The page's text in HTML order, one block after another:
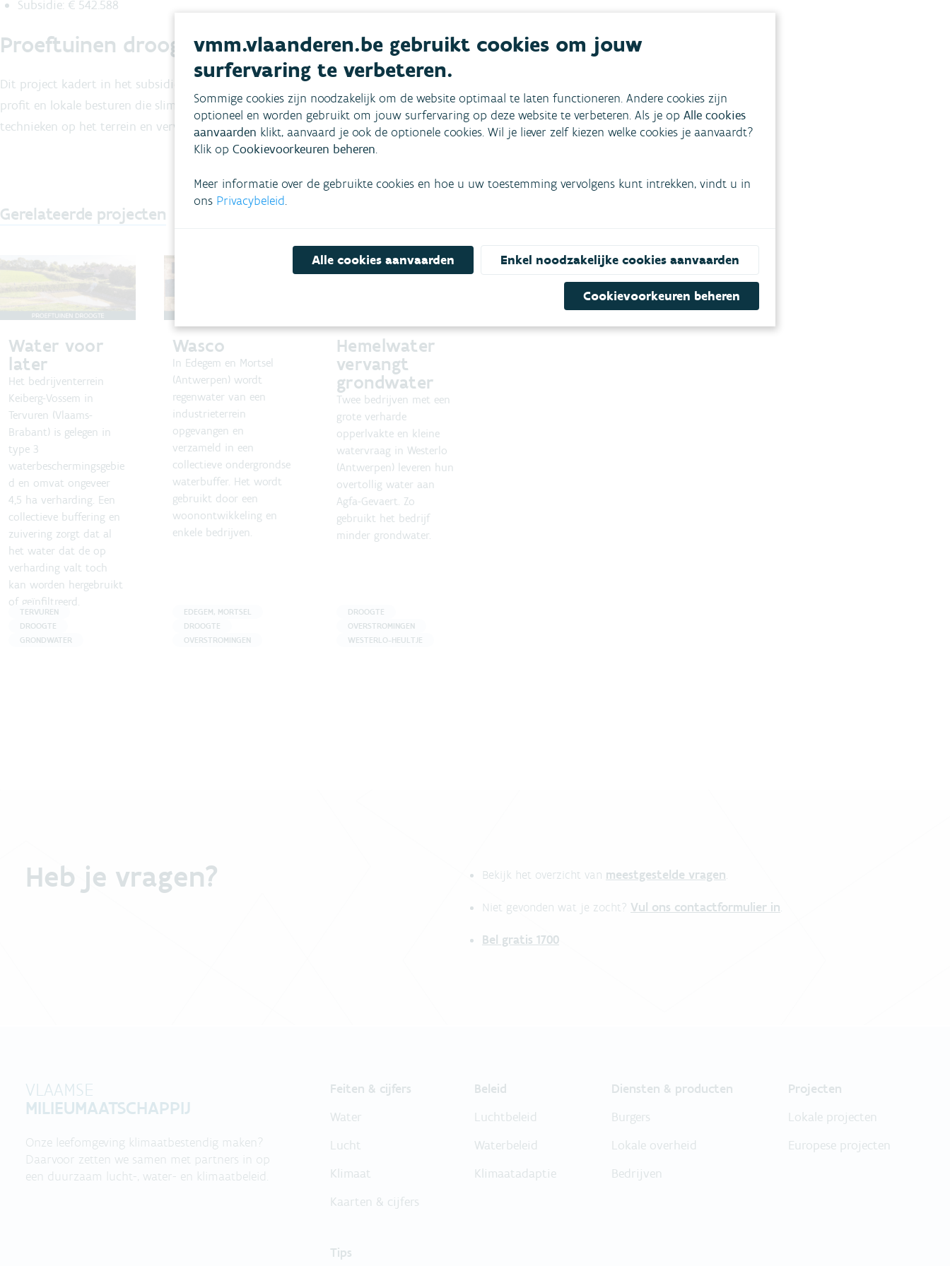
Subsidie: € 542.588
Proeftuinen droogte
Dit project kadert in het subsidieprogramma Proeftuinen droogte
profit en lokale besturen die slimmer omgaan met water in hun (bedrijfs)activiteiten. Zeexperimenterenmet nieuwe
technieken op het terrein en verwervenkennis en inzichtenvoor de toekomst.
Gerelateerde projecten
Water voor
later
Het bedrijventerrein
Keiberg-Vossem in
Tervuren (Vlaams-
Brabant) is gelegen in
type 3
waterbeschermingsgebie
d en omvat ongeveer
4,5 ha verharding. Een
collectieve buffering en
zuivering zorgt dat al
het water dat de op
verharding valt toch
kan worden hergebruikt
of geïnfiltreerd.
TERVUREN
DROOGTE
GRONDWATER
Wasco
In Edegem en Mortsel
(Antwerpen) wordt
regenwater van een
industrieterrein
opgevangen en
verzameld in een
collectieve ondergrondse
waterbuffer. Het wordt
gebruikt door een
woonontwikkeling en
enkele bedrijven.
EDEGEM, MORTSEL
DROOGTE
OVERSTROMINGEN
Hemelwater
vervangt
grondwater
Twee bedrijven met een
grote verharde
opperlvakte en kleine
watervraag in Westerlo
(Antwerpen) leveren hun
overtollig water aan
Agfa-Gevaert. Zo
gebruikt het bedrijf
minder grondwater.
DROOGTE
OVERSTROMINGEN
WESTERLO-HEULTJE
Heb je vragen? Bekijk het overzicht van meestgestelde vragen.
Niet gevonden wat je zocht? Vul ons contactformulier in.
Bel gratis 1700
VLAAMSE
MILIEUMAATSCHAPPIJ
Onze leefomgeving klimaatbestendig maken?
Daarvoor zetten we samen met partners in op
een duurzaam lucht-, water- en klimaatbeleid.
Feiten & cijfers
Water
Lucht
Klimaat
Kaarten & cijfers
Beleid
Luchtbeleid
Waterbeleid
Klimaatadaptie
Diensten & producten
Burgers
Lokale overheid
Bedrijven
Projecten
Lokale projecten
Europese projecten
Tips
vmm.vlaanderen.be gebruikt cookies om jouw
surfervaring te verbeteren.
Sommige cookies zijn noodzakelijk om de website optimaal te laten functioneren. Andere cookies zijn
optioneel en worden gebruikt om jouw surfervaring op deze website te verbeteren. Als je op Alle cookies
aanvaarden klikt, aanvaard je ook de optionele cookies. Wil je liever zelf kiezen welke cookies je aanvaardt?
Klik op Cookievoorkeuren beheren.
Meer informatie over de gebruikte cookies en hoe u uw toestemming vervolgens kunt intrekken, vindt u in
ons Privacybeleid.
Alle cookies aanvaarden Enkel noodzakelijke cookies aanvaarden
Cookievoorkeuren beheren